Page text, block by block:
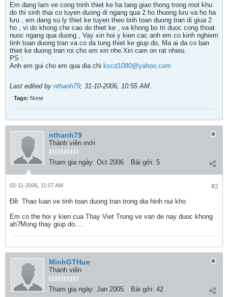
Em dang lam ve cong trinh thiet ke ha tang giao thong trong mot khu
do thi sinh thai co tuyen duong di ngang qua 2 ho thuong lưu va ho ha
lưu , em dang su ly thiet ke tuyen theo tinh toan duong tran di giua 2
ho , vi do khong che cao do thiet ke , va khong bo tri duoc cong thoat
nuoc ngang qua duong , Vay xin hoi y kien cac anh em co kinh nghiem
tinh toan duong tran va co da tung thiet ke giup do, Ma ai da co ban
thiet ke duong tran roi cho em xin nhe.Xin cam on rat nhieu.
PS :
Anh em gui cho em qua dia chi kscd1080@yahoo.com
Last edited by nthanh79; 31-10-2006, 10:55 AM.
Tags: None
nthanh79
Thành viên mới
Tham gia ngày: Oct 2006 Bài gởi: 5
#2
02-11-2006, 11:07 AM
Ðề: Thao luan ve tinh toan duong tran trong dia hinh nui kho
Em co the hoi y kien cua Thay Viet Trung ve van de nay duoc khong
ah?Mong thay giup do....
MinhGTHue
Thành viên
Tham gia ngày: Jan 2005 Bài gởi: 42